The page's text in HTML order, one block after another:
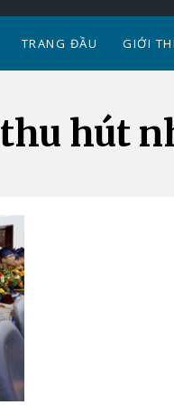
TRANG ĐẦU GIỚI
thu hút